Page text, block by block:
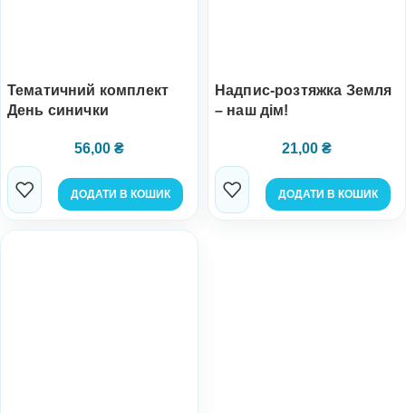
Тематичний комплект
День синички
56,00 ₴
ДОДАТИ В КОШИК
Надпис-розтяжка Земля
– наш дім!
21,00 ₴
ДОДАТИ В КОШИК